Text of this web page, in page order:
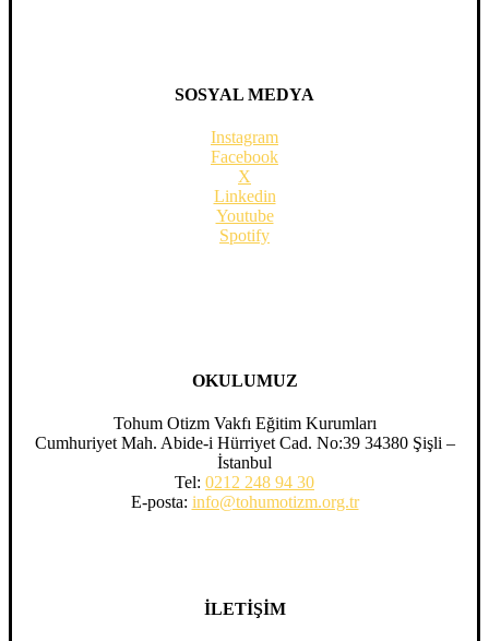
SOSYAL MEDYA
Instagram
Facebook
X
Linkedin
Youtube
Spotify
OKULUMUZ
Tohum Otizm Vakfı Eğitim Kurumları
Cumhuriyet Mah. Abide-i Hürriyet Cad. No:39 34380 Şişli –
İstanbul
Tel: 0212 248 94 30
E-posta: info@tohumotizm.org.tr
İLETİŞİM